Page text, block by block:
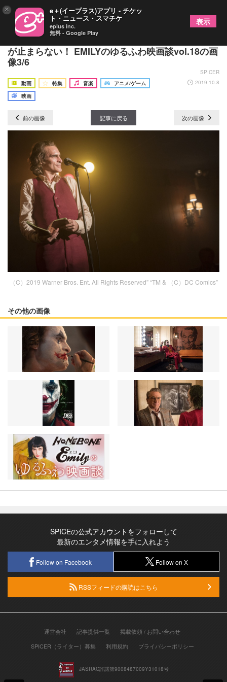
『ジョーカー』ダークヒーロー誕生秘話！ゾクゾク
が止まらない！ EMILYのゆるふわ映画談vol.18の画
像3/6
SPICER
動画
特集 音楽
アニメ/ゲーム
映画
2019.10.8
前の画像 記事に戻る 次の画像
（C）2019 Warner Bros. Ent. All Rights Reserved” “TM & （C）DC Comics”
その他の画像
SPICEの公式アカウントをフォローして
最新のエンタメ情報を手に入れよう
Follow on Facebook Follow on X
RSSフィードの購読はこちら
運営会社 記事提供一覧
掲載依頼 / お問い合わせ
SPICER（ライター）募集
利用規約 プライバシーポリシー
JASRAC許諾第9008487009Y31018号
× e＋(イープラス)アプリ - チケッ
ト・ニュース・スマチケ
eplus inc.
無料 - Google Play
表示